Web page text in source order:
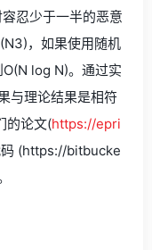
忍少于一半的恶意
，如果使用随机
log N)。通过实
与理论结果是相符
的论文(https://epri
(https://bitbucke